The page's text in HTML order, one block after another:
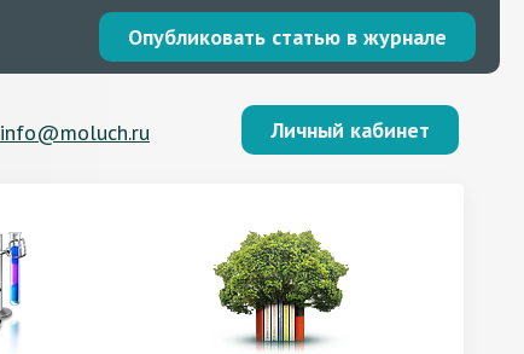
Опубликовать статью в журнале
info@moluch.ru Личный кабинет